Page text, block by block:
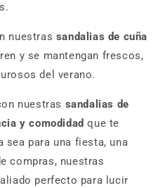
nuestras sandalias de cuña
y se mantengan frescos,
del verano.
nuestras sandalias de
y comodidad que te
sea para una fiesta, una
compras, nuestras
perfecto para lucir